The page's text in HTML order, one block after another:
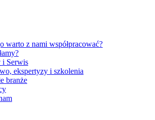
warto z nami współpracować?
i Serwis
ekspertyzy i szkolenia
branże